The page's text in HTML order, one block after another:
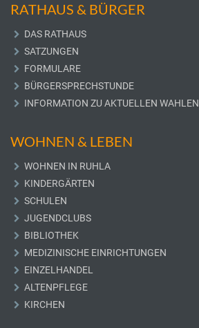
RATHAUS & BÜRGER
DAS RATHAUS
SATZUNGEN
FORMULARE
BÜRGERSPRECHSTUNDE
INFORMATION ZU AKTUELLEN WAHLEN
WOHNEN & LEBEN
WOHNEN IN RUHLA
KINDERGÄRTEN
SCHULEN
JUGENDCLUBS
BIBLIOTHEK
MEDIZINISCHE EINRICHTUNGEN
EINZELHANDEL
ALTENPFLEGE
KIRCHEN